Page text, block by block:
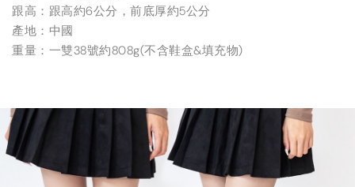
跟高：跟高約6公分，前底厚約5公分
產地：中國
重量：一雙38號約808g(不含鞋盒&填充物)